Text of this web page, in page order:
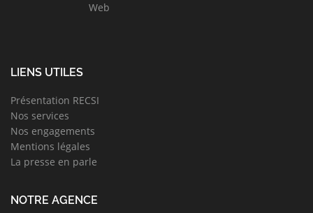
Web
LIENS UTILES
Présentation RECSI
Nos services
Nos engagements
Mentions légales
La presse en parle
NOTRE AGENCE